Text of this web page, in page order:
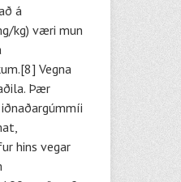
á
kg) væri mun
Vegna
Þær
hins vegar